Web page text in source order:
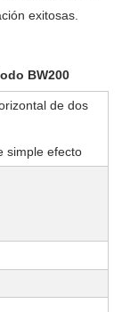
exitosas.
BW200
de dos
simple efecto